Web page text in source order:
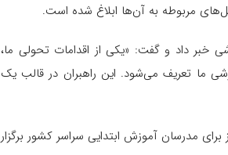
مربوطه به آن‌ها ابلاغ شده است.
خبر داد و گفت: «یکی از اقدامات تحولی ما،
ما تعریف می‌شود. این راهبران در قالب یک
مدرسان آموزش ابتدایی سراسر کشور برگزار